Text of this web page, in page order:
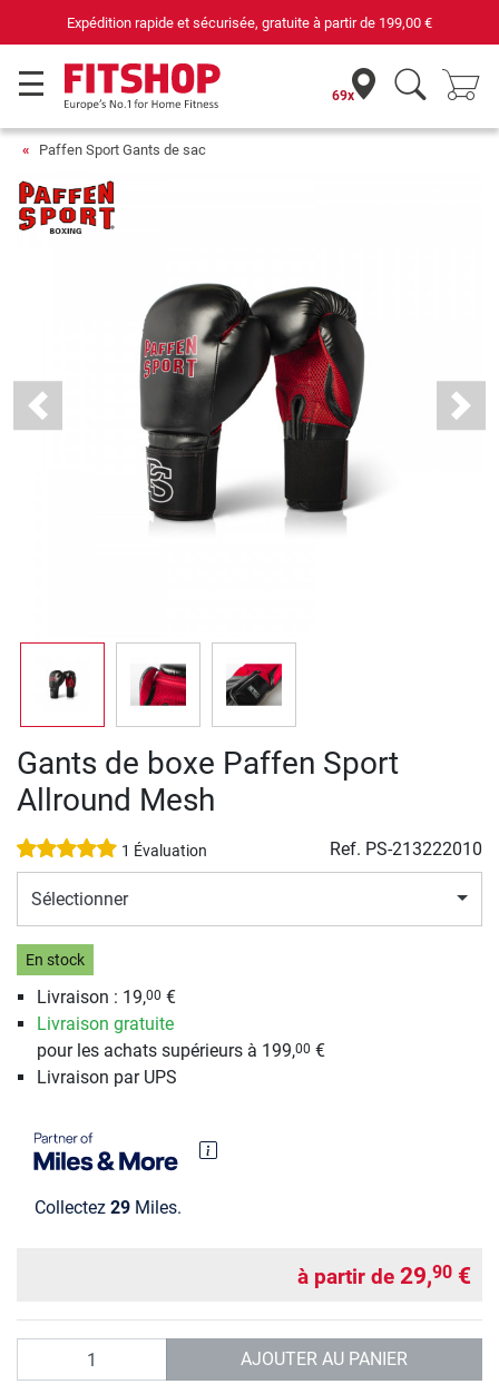
rapide et sécurisée, gratuite à partir de199,00 €
69x
Paffen Sport Gants de sac
Previous Next
Gants de boxe Paffen Sport
Allround Mesh
1 Évaluation Ref. PS-213222010
Sélectionner
En stock
Livraison : 19,00 €
Livraison gratuite
pour les achats supérieurs à 199,00 €
Livraison par UPS
Collectez 29 Miles.
à partir de 29,90 €
AJOUTER AU PANIER